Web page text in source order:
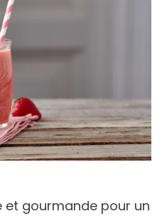
et gourmande pour un